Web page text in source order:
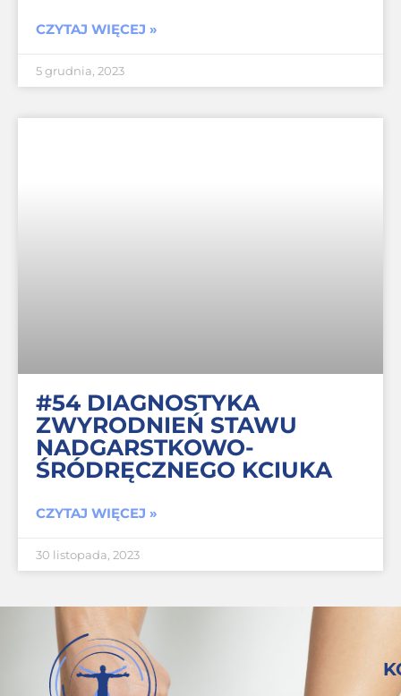
CZYTAJ WIĘCEJ »
5 grudnia, 2023
#54 DIAGNOSTYKA
ZWYRODNIEŃ STAWU
NADGARSTKOWO-
ŚRÓDRĘCZNEGO KCIUKA
CZYTAJ WIĘCEJ »
30 listopada, 2023